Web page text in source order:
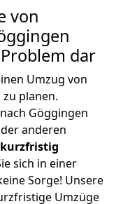
von
dar
Umzug von
planen.
Göggingen
anderen
sich in einer
Sorge! Unsere
Umzüge